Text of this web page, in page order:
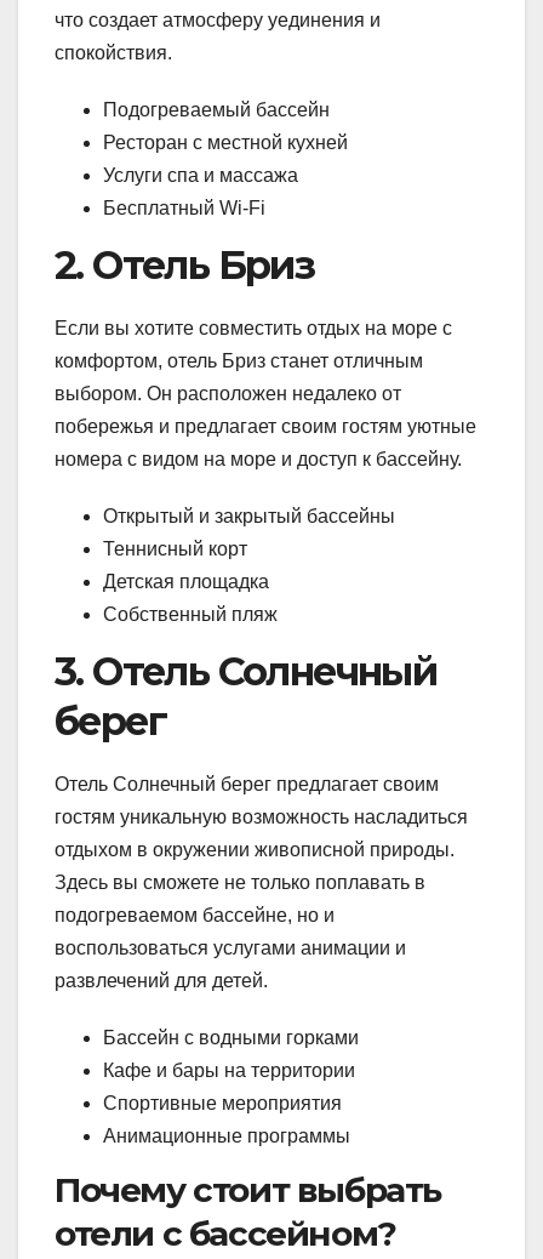
что создает атмосферу уединения и
спокойствия.
Подогреваемый бассейн
Ресторан с местной кухней
Услуги спа и массажа
Бесплатный Wi-Fi
2. Отель Бриз
Если вы хотите совместить отдых на море с
комфортом, отель Бриз станет отличным
выбором. Он расположен недалеко от
побережья и предлагает своим гостям уютные
номера с видом на море и доступ к бассейну.
Открытый и закрытый бассейны
Теннисный корт
Детская площадка
Собственный пляж
3. Отель Солнечный
берег
Отель Солнечный берег предлагает своим
гостям уникальную возможность насладиться
отдыхом в окружении живописной природы.
Здесь вы сможете не только поплавать в
подогреваемом бассейне, но и
воспользоваться услугами анимации и
развлечений для детей.
Бассейн с водными горками
Кафе и бары на территории
Спортивные мероприятия
Анимационные программы
Почему стоит выбрать
отели с бассейном?